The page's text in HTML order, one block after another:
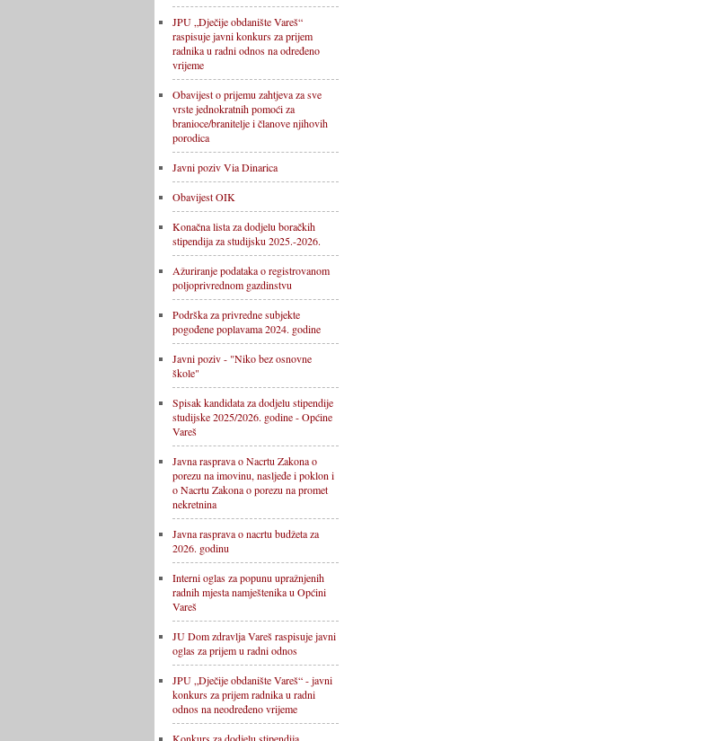
JPU „Dječije obdanište Vareš“
raspisuje javni konkurs za prijem
radnika u radni odnos na određeno
vrijeme
Obavijest o prijemu zahtjeva za sve
vrste jednokratnih pomoći za
branioce/branitelje i članove njihovih
porodica
Javni poziv Via Dinarica
Obavijest OIK
Konačna lista za dodjelu boračkih
stipendija za studijsku 2025.-2026.
Ažuriranje podataka o registrovanom
poljoprivrednom gazdinstvu
Podrška za privredne subjekte
pogođene poplavama 2024. godine
Javni poziv - "Niko bez osnovne
škole"
Spisak kandidata za dodjelu stipendije
studijske 2025/2026. godine - Općine
Vareš
Javna rasprava o Nacrtu Zakona o
porezu na imovinu, nasljeđe i poklon i
o Nacrtu Zakona o porezu na promet
nekretnina
Javna rasprava o nacrtu budžeta za
2026. godinu
Interni oglas za popunu upražnjenih
radnih mjesta namještenika u Općini
Vareš
JU Dom zdravlja Vareš raspisuje javni
oglas za prijem u radni odnos
JPU „Dječije obdanište Vareš“ - javni
konkurs za prijem radnika u radni
odnos na neodređeno vrijeme